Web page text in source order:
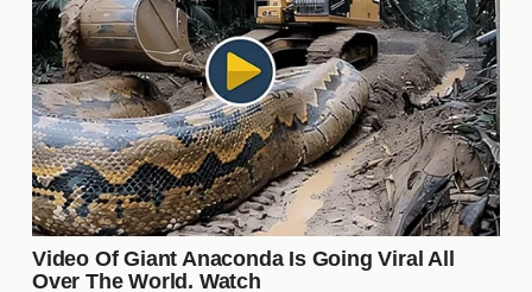
alimenticios para una piel
saludable?
Para mantener unapiel saludable, es esencial
adoptar hábitos alimenticios equilibrados. Incluye
en tu dieta alimentos ricos en antioxidantes, como
frutas y verduras de colores vibrantes. También es
importante consumir grasas saludables, como las
que se encuentran en el aguacate y los frutos